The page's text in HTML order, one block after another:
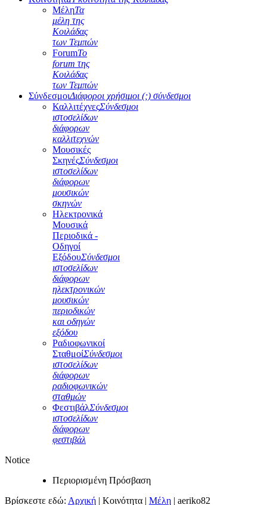
ΜέληΤα
μέλη της
Κοιλάδας
των Τεμπών
ForumΤο
forum της
Κοιλάδας
των Τεμπών
ΣύνδεσμοιΔιάφοροι χρήσιμοι (;) σύνδεσμοι
ΚαλλιτέχνεςΣύνδεσμοι
ιστοσελίδων
διάφορων
καλλιτεχνών
Μουσικές
ΣκηνέςΣύνδεσμοι
ιστοσελίδων
διάφορων
μουσικών
σκηνών
Ηλεκτρονικά
Μουσικά
Περιοδικά -
Οδηγοί
ΕξόδουΣύνδεσμοι
ιστοσελίδων
διάφορων
ηλεκτρονικών
μουσικών
περιοδικών
και οδηγών
εξόδου
Ραδιοφωνικοί
ΣταθμοίΣύνδεσμοι
ιστοσελίδων
διάφορων
ραδιοφωνικών
σταθμών
ΦεστιβάλΣύνδεσμοι
ιστοσελίδων
διάφορων
φεστιβάλ
Notice
Περιορισμένη Πρόσβαση
Βρίσκεστε εδώ: Αρχική | Κοινότητα | Μέλη | aeriko82